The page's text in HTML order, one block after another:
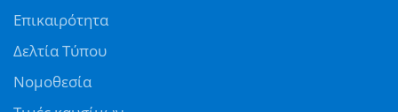
Επικαιρότητα
Δελτία Τύπου
Νομοθεσία